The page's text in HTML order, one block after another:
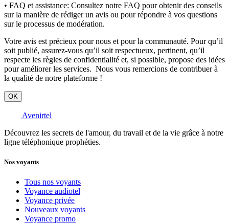
• FAQ et assistance: Consultez notre FAQ pour obtenir des conseils
sur la manière de rédiger un avis ou pour répondre à vos questions
sur le processus de modération.
Votre avis est précieux pour nous et pour la communauté. Pour qu’il
soit publié, assurez-vous qu’il soit respectueux, pertinent, qu’il
respecte les règles de confidentialité et, si possible, propose des idées
pour améliorer les services. Nous vous remercions de contribuer à
la qualité de notre plateforme !
OK
Avenirtel
Découvrez les secrets de l'amour, du travail et de la vie grâce à notre
ligne téléphonique prophéties.
Nos voyants
Tous nos voyants
Voyance audiotel
Voyance privée
Nouveaux voyants
Voyance promo